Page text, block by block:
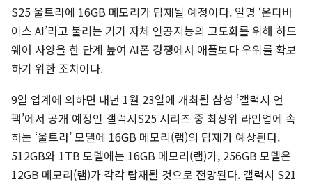
S25 울트라에 16GB 메모리가 탑재될 예정이다. 일명 ‘온디바
이스 AI’라고 불리는 기기 자체 인공지능의 고도화를 위해 하드
웨어 사양을 한 단계 높여 AI폰 경쟁에서 애플보다 우위를 확보
하기 위한 조치이다.
9일 업계에 의하면 내년 1월 23일에 개최될 삼성 ‘갤럭시 언
팩’에서 공개 예정인 갤럭시S25 시리즈 중 최상위 라인업에 속
하는 ‘울트라’ 모델에 16GB 메모리(램)의 탑재가 예상된다.
512GB와 1TB 모델에는 16GB 메모리(램)가, 256GB 모델은
12GB 메모리(램)가 각각 탑재될 것으로 전망된다. 갤럭시 S21